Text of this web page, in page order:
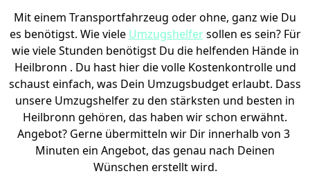
Mit einem Transportfahrzeug oder ohne, ganz wie Du
es benötigst. Wie viele Umzugshelfersollen es sein? Für
wie viele Stunden benötigst Du die helfenden Hände in
Heilbronn . Du hast hier die volle Kostenkontrolle und
schaust einfach, was Dein Umzugsbudget erlaubt. Dass
unsere Umzugshelfer zu den stärksten und besten in
Heilbronn gehören, das haben wir schon erwähnt.
Angebot? Gerne übermitteln wir Dir innerhalb von 3
Minuten ein Angebot, das genau nach Deinen
Wünschen erstellt wird.